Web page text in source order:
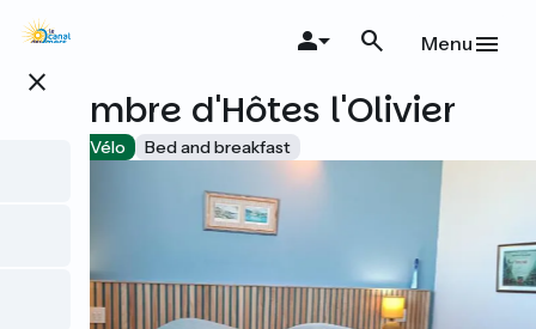
Skip
content
close
Menu
Chambre d'Hôtes l'Olivier
Accueil Vélo Bed and breakfast